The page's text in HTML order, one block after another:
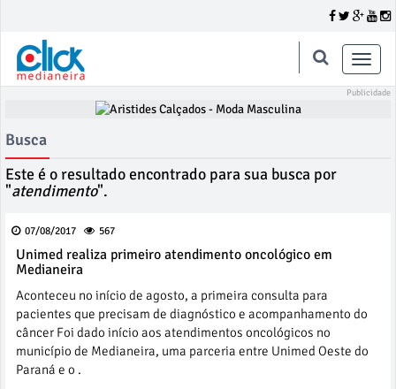
Toggle
Busca
Este é o resultado encontrado para sua busca por
"atendimento".
07/08/2017 567
Unimed realiza primeiro atendimento oncológico em
Medianeira
Aconteceu no início de agosto, a primeira consulta para
pacientes que precisam de diagnóstico e acompanhamento do
câncer Foi dado início aos atendimentos oncológicos no
município de Medianeira, uma parceria entre Unimed Oeste do
Paraná e o .